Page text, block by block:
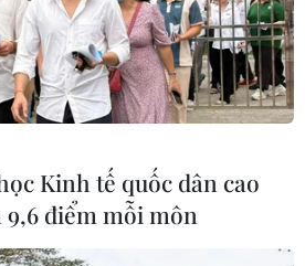
quyền Tổng thống Sudan
đội bắt giữ, trong đó có Thủ
Tahir Ayala.
Kinh tế quốc dân cao
điểm mỗi môn